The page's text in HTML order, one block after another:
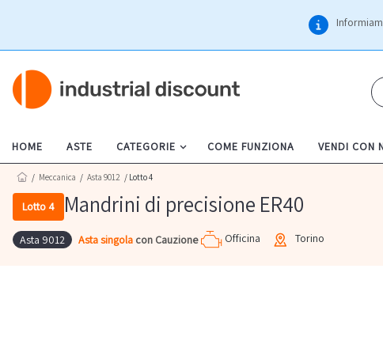
HOME ASTE CATEGORIE COME FUNZIONA VENDI CON
/ Meccanica / Asta 9012 / Lotto 4
Lotto 4 Mandrini di precisione ER40
Asta 9012 Asta singola con Cauzione Officina Torino